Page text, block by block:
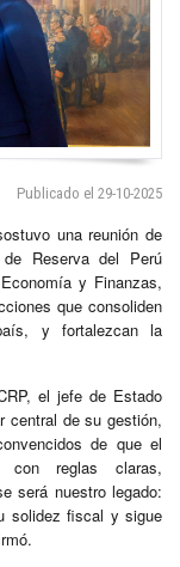
Publicado el 29-10-2025
una reunión de
Reserva del Perú
y Finanzas,
que consoliden
y fortalezcan la
el jefe de Estado
central de su gestión,
de que el
con reglas claras,
será nuestro legado:
solidez fiscal y sigue